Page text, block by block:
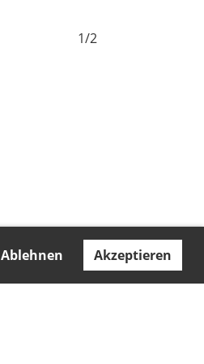
Ablehnen Akzeptieren